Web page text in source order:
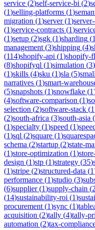
service (2)self-service-bi (2)
(1)selling-platforms (1)
migration (1)server(1)
(1)service-contracts (1)
(1)setup (2)sgk (1)sharding (1
management (3)shipping (4)
(114)shopify-api (1)shopify-
(8)shopifyql (1)simulation (3)
(1)skills (4)sku (1)sla (5)
narratives (1)smart-
(5)snapshots (1)snowflake (1
(4)software-comparison (1)
selection (2)software-stack (1
(2)south-africa (3)south-asia (
(1)specialty (1)speed (1)
(1)sql (2)square (1)
schema (2)startup (2)state-
(1)store-optimization (1)
design (1)stp (1)strategy (35)
(1)stripe (2)structured-data (1
performance (1)studio (3)
(6)supplier(1)supply-chain (
(14)sustainability-roi (1)
procurement (1)sync (1)
acquisition (2)tally (4)tally-
automation (2)tax-